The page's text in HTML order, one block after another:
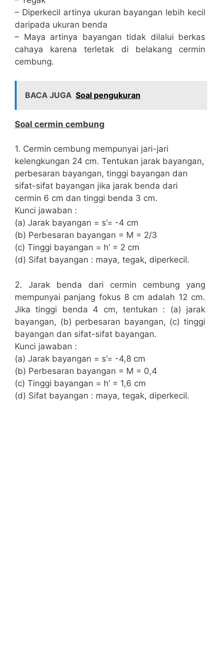
– Diperkecil artinya ukuran bayangan lebih kecil
daripada ukuran benda
– Maya artinya bayangan tidak dilalui berkas
cahaya karena terletak di belakang cermin
cembung.
BACA JUGA Soal pengukuran
Soal cermin cembung
1. Cermin cembung mempunyai jari-jari
kelengkungan 24 cm. Tentukan jarak bayangan,
perbesaran bayangan, tinggi bayangan dan
sifat-sifat bayangan jika jarak benda dari
cermin 6 cm dan tinggi benda 3 cm.
Kunci jawaban :
(a) Jarak bayangan = s’= -4 cm
(b) Perbesaran bayangan = M = 2/3
(c) Tinggi bayangan = h’ = 2 cm
(d) Sifat bayangan : maya, tegak, diperkecil.
2. Jarak benda dari cermin cembung yang
mempunyai panjang fokus 8 cm adalah 12 cm.
Jika tinggi benda 4 cm, tentukan : (a) jarak
bayangan, (b) perbesaran bayangan, (c) tinggi
bayangan dan sifat-sifat bayangan.
Kunci jawaban :
(a) Jarak bayangan = s’= -4,8 cm
(b) Perbesaran bayangan = M = 0,4
(c) Tinggi bayangan = h’ = 1,6 cm
(d) Sifat bayangan : maya, tegak, diperkecil.